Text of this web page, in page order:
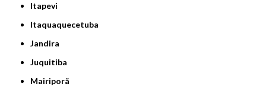
Itapevi
Itaquaquecetuba
Jandira
Juquitiba
Mairiporã